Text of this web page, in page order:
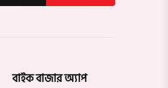
বাইক বাজার অ্যাপ